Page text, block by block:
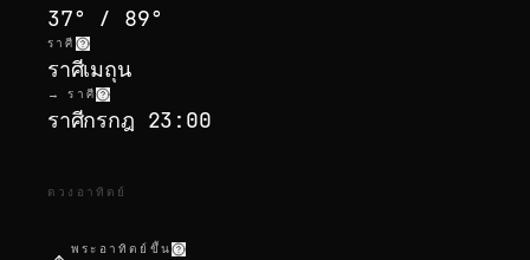
37° / 89°
ราศี
ราศีเมถุน
→ ราศี
ราศีกรกฎ 23:00
ดวงอาทิตย์
พระอาทิตย์ขึ้น